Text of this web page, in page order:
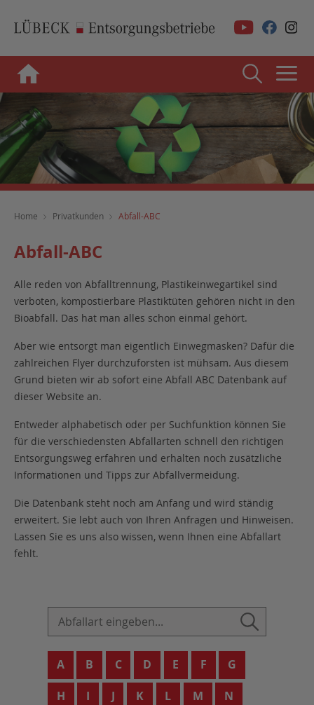
Home Privatkunden Abfall-ABC
Abfall-ABC
Alle reden von Abfalltrennung, Plastikeinwegartikel sind
verboten, kompostierbare Plastiktüten gehören nicht in den
Bioabfall. Das hat man alles schon einmal gehört.
Aber wie entsorgt man eigentlich Einwegmasken? Dafür die
zahlreichen Flyer durchzuforsten ist mühsam. Aus diesem
Grund bieten wir ab sofort eine Abfall ABC Datenbank auf
dieser Website an.
Entweder alphabetisch oder per Suchfunktion können Sie
für die verschiedensten Abfallarten schnell den richtigen
Entsorgungsweg erfahren und erhalten noch zusätzliche
Informationen und Tipps zur Abfallvermeidung.
Die Datenbank steht noch am Anfang und wird ständig
erweitert. Sie lebt auch von Ihren Anfragen und Hinweisen.
Lassen Sie es uns also wissen, wenn Ihnen eine Abfallart
fehlt.
A B C D E F G
H I J K L M N